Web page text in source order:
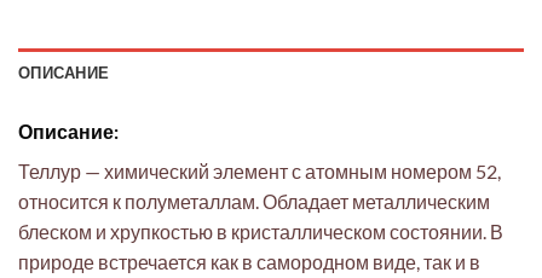
ОПИСАНИЕ
Описание:
Теллур — химический элемент с атомным номером 52,
относится к полуметаллам. Обладает металлическим
блеском и хрупкостью в кристаллическом состоянии. В
природе встречается как в самородном виде, так и в